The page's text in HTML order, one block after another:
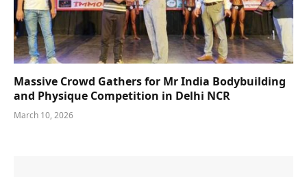
Massive Crowd Gathers for Mr India Bodybuilding
and Physique Competition in Delhi NCR
March 10, 2026